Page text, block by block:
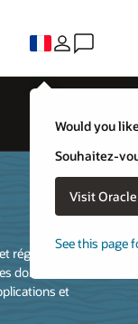
Would you
Souhaitez-
Visit
See this page
régir la qualité
données, de
et